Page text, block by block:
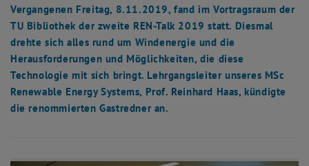
Vergangenen Freitag, 8.11.2019, fand im Vortragsraum der
TU Bibliothek der zweite REN-Talk 2019 statt. Diesmal
drehte sich alles rund um Windenergie und die
Herausforderungen und Möglichkeiten, die diese
Technologie mit sich bringt. Lehrgangsleiter unseres MSc
Renewable Energy Systems, Prof. Reinhard Haas, kündigte
die renommierten Gastredner an.